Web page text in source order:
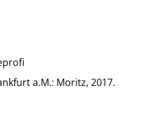
a.M.: Moritz, 2017.